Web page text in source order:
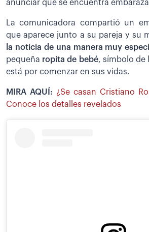
anunciar que se encuentra
La comunicadora compartió un
que aparece junto a su pareja y su
la noticia de una manera muy
pequeña ropita de bebé, símbolo de
está por comenzar en sus vidas.
MIRA AQUÍ: ¿Se casan Cristiano
Conoce los detalles revelados